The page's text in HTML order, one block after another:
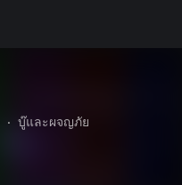
• บู๊และผจญภัย